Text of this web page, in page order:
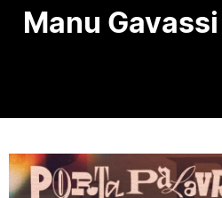
Manu Gavassi